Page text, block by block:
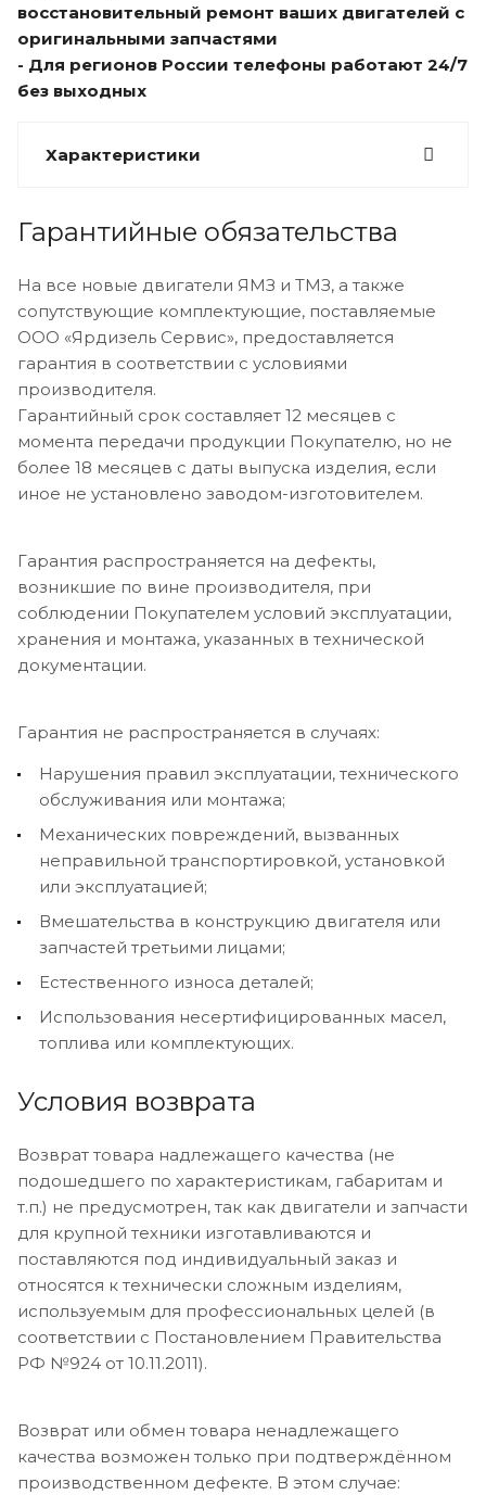
восстановительный ремонт ваших двигателей с
оригинальными запчастями
- Для регионов России телефоны работают 24/7
без выходных
Характеристики
Гарантийные обязательства
На все новые двигатели ЯМЗ и ТМЗ, а также
сопутствующие комплектующие, поставляемые
ООО «Ярдизель Сервис», предоставляется
гарантия в соответствии с условиями
производителя.
Гарантийный срок составляет 12 месяцев с
момента передачи продукции Покупателю, но не
более 18 месяцев с даты выпуска изделия, если
иное не установлено заводом-изготовителем.
Гарантия распространяется на дефекты,
возникшие по вине производителя, при
соблюдении Покупателем условий эксплуатации,
хранения и монтажа, указанных в технической
документации.
Гарантия не распространяется в случаях:
Нарушения правил эксплуатации, технического
обслуживания или монтажа;
Механических повреждений, вызванных
неправильной транспортировкой, установкой
или эксплуатацией;
Вмешательства в конструкцию двигателя или
запчастей третьими лицами;
Естественного износа деталей;
Использования несертифицированных масел,
топлива или комплектующих.
Условия возврата
Возврат товара надлежащего качества (не
подошедшего по характеристикам, габаритам и
т.п.) не предусмотрен, так как двигатели и запчасти
для крупной техники изготавливаются и
поставляются под индивидуальный заказ и
относятся к технически сложным изделиям,
используемым для профессиональных целей (в
соответствии с Постановлением Правительства
РФ №924 от 10.11.2011).
Возврат или обмен товара ненадлежащего
качества возможен только при подтверждённом
производственном дефекте. В этом случае: